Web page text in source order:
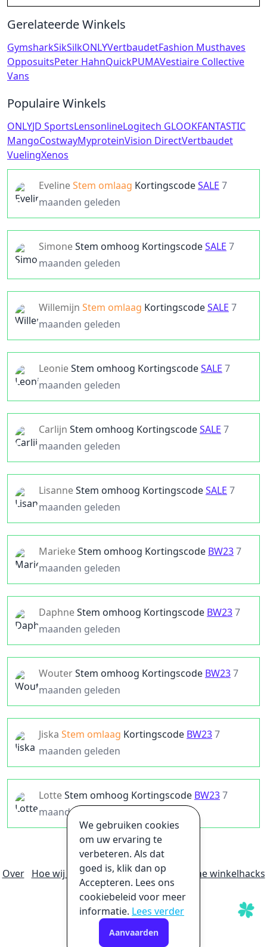
Gerelateerde Winkels
GymsharkSikSilkONLYVertbaudetFashion Musthaves
OpposuitsPeter HahnQuickPUMAVestiaire Collective
Vans
Populaire Winkels
ONLYJD SportsLensonlineLogitech GLOOKFANTASTIC
MangoCostwayMyproteinVision DirectVertbaudet
VuelingXenos
EvelineStem omlaag KortingscodeSALE 7
maanden geleden
SimoneStem omhoog KortingscodeSALE 7
maanden geleden
Willemijn Stem omlaag KortingscodeSALE 7
maanden geleden
LeonieStem omhoog KortingscodeSALE 7
maanden geleden
Carlijn Stem omhoog KortingscodeSALE 7
maanden geleden
LisanneStem omhoog KortingscodeSALE 7
maanden geleden
MariekeStem omhoog Kortingscode BW237
maanden geleden
DaphneStem omhoog Kortingscode BW237
maanden geleden
WouterStem omhoog Kortingscode BW237
maanden geleden
Jiska Stem omlaag Kortingscode BW237
maanden geleden
LotteStem omhoog Kortingscode BW237
maanden geleden
Over Hoe wij geld verdienen
Ultieme online winkelhacks
Privacybeleid Disclaimer
We gebruiken cookies
om uw ervaring te
verbeteren. Als dat
goed is, klik dan op
Accepteren. Lees ons
cookiebeleid voor meer
informatie. Lees verder
Aanvaarden